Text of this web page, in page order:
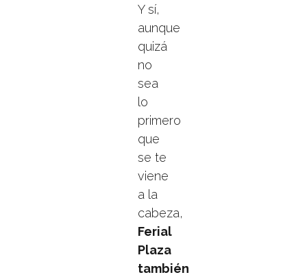
Y sí,
aunque
quizá
no
sea
lo
primero
que
se te
viene
a la
cabeza,
Ferial
Plaza
también